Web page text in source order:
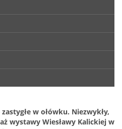
w ołówku. Niezwykły,
wystawy Wiesławy Kalickiej w